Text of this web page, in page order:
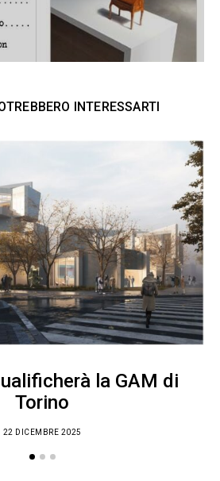
INTERESSARTI
la GAM di
Torino
22 DICEMBRE 2025